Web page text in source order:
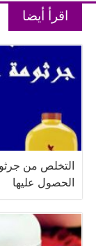
اقرأ أيضا
التخلص من
الحصول عليها